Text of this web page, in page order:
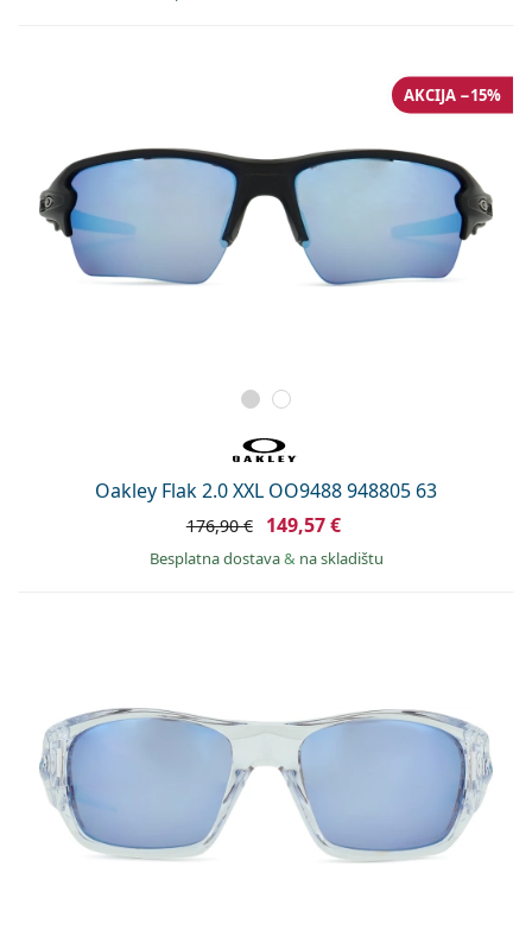
Oakley Flak 2.0 XXL OO9488 948805 63
AKCIJA −15%
176,90 € 149,57 €
Besplatna dostava& na skladištu